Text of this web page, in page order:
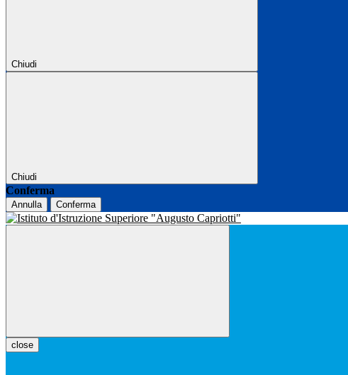
Chiudi
Chiudi
Conferma
Annulla Conferma
close